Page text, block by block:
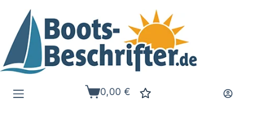
Inhalt
springen
Warenkorb
0,00€